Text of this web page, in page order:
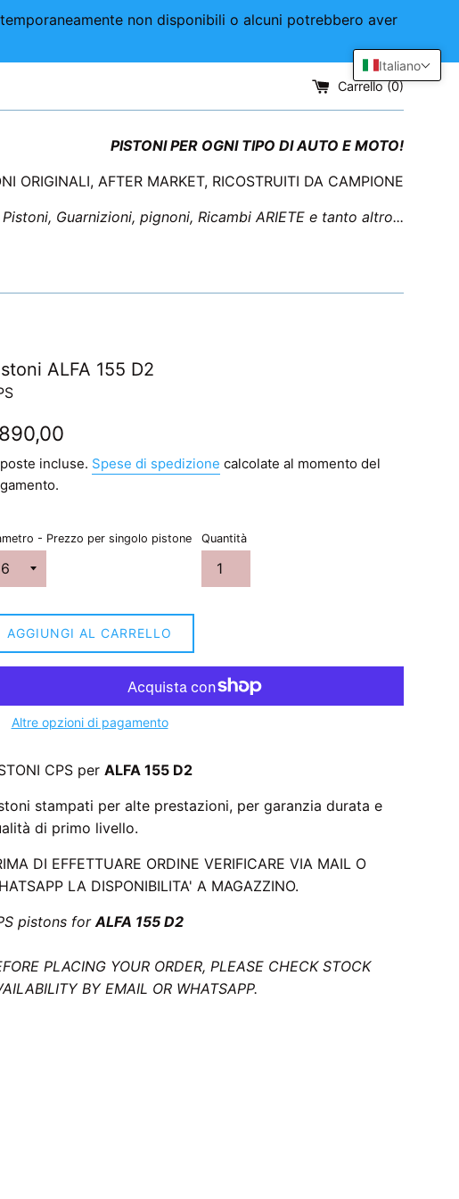
non disponibili o alcuni potrebbero aver
Carrello (0)
PISTONI PER OGNI TIPO DI AUTO E MOTO!
ORIGINALI, AFTER MARKET, RICOSTRUITI DA CAMPIONE
Pistoni, Guarnizioni, pignoni, Ricambi ARIETE e tanto altro...
ALFA 155 D2
incluse. Spese di spedizione calcolate al momento del
- Prezzo per singolo pistone Quantità
AGGIUNGI AL CARRELLO
Altre opzioni di pagamento
CPS per ALFA 155 D2
stampati per alte prestazioni, per garanzia durata e
di primo livello.
DI EFFETTUARE ORDINE VERIFICARE VIA MAIL O
LA DISPONIBILITA' A MAGAZZINO.
pistons forALFA 155 D2
PLACING YOUR ORDER, PLEASE CHECK STOCK
BY EMAIL OR WHATSAPP.
Italiano